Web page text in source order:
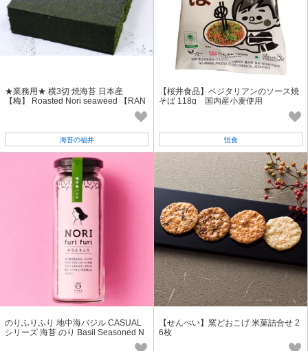
★業務用★ 横3切 焼海苔 日本産
【梅】 Roasted Nori seaweed 【RAN
海苔の福井
【桜井食品】ベジタリアンのソース焼
そば 118g 国内産小麦使用
恒食
のりふりふり 地中海バジル CASUAL
シリーズ 海苔 のり Basil Seasoned N
【せんべい】窯どおこげ 米菓詰合せ 2
6枚